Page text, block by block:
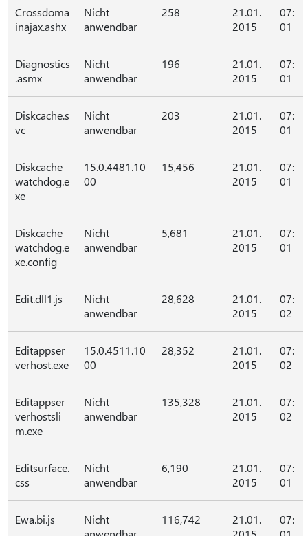
Crossdoma
inajax.ashx
Nicht
anwendbar
258
21.01.
2015
07:
01
Diagnostics
.asmx
Nicht
anwendbar
196
21.01.
2015
07:
01
Diskcache.s
vc
Nicht
anwendbar
203
21.01.
2015
07:
01
Diskcache
watchdog.e
xe
15.0.4481.10
00
15,456
21.01.
2015
07:
01
Diskcache
watchdog.e
xe.config
Nicht
anwendbar
5,681
21.01.
2015
07:
01
Edit.dll1.js
Nicht
anwendbar
28,628
21.01.
2015
07:
02
Editappser
verhost.exe
15.0.4511.10
00
28,352
21.01.
2015
07:
02
Editappser
verhostsli
m.exe
Nicht
anwendbar
135,328
21.01.
2015
07:
02
Editsurface.
css
Nicht
anwendbar
6,190
21.01.
2015
07:
01
Ewa.bi.js
Nicht
116,742
21.01.
07: